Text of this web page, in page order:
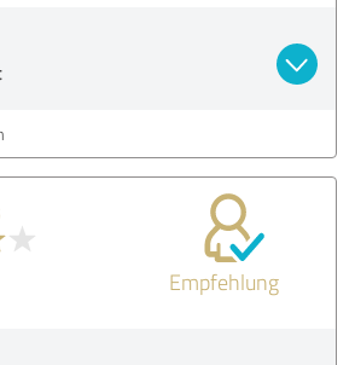
Empfehlung